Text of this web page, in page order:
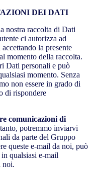
DEI DATI
nostra raccolta di Dati
ci autorizza ad
la presente
momento della raccolta.
Dati personali e può
momento. Senza
non essere in grado di
di rispondere
comunicazioni di
potremmo inviarvi
da parte del Gruppo
queste e-mail da noi, può
qualsiasi e-mail
noi.